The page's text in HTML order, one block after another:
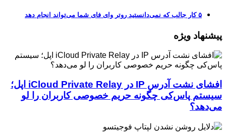
۵ کار جالب که نمی‌دانستید روتر وای فای شما می‌تواند انجام دهد
پیشنهاد ویژه
افشای نشت آدرس IP در iCloud Private Relay اپل؛
سیستم پاس‌کی چگونه حریم خصوصی کاربران را لو
می‌دهد؟